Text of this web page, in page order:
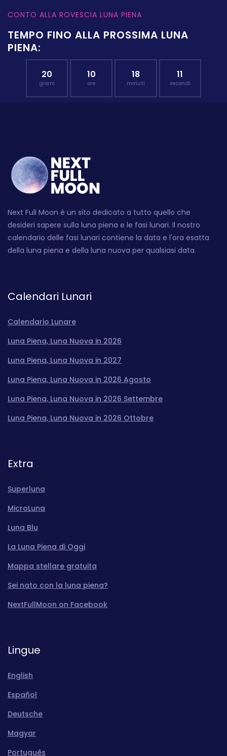
CONTO ALLA ROVESCIA LUNA PIENA
TEMPO FINO ALLA PROSSIMA LUNA
PIENA:
20
giorni
10
ore
18
minuti
11
secondi
Next Full Moon è un sito dedicato a tutto quello che
desideri sapere sulla luna piena e le fasi lunari. Il nostro
calendario delle fasi lunari contiene la data e l'ora esatta
della luna piena e della luna nuova per qualsiasi data.
Calendari Lunari
Calendario Lunare
Luna Piena, Luna Nuova in 2026
Luna Piena, Luna Nuova in 2027
Luna Piena, Luna Nuova in 2026 Agosto
Luna Piena, Luna Nuova in 2026 Settembre
Luna Piena, Luna Nuova in 2026 Ottobre
Extra
Superluna
MicroLuna
Luna Blu
La Luna Piena di Oggi
Mappa stellare gratuita
Sei nato con la luna piena?
NextFullMoon on Facebook
Lingue
English
Español
Deutsche
Magyar
Português